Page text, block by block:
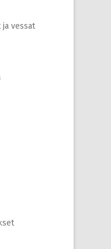
ja vessat